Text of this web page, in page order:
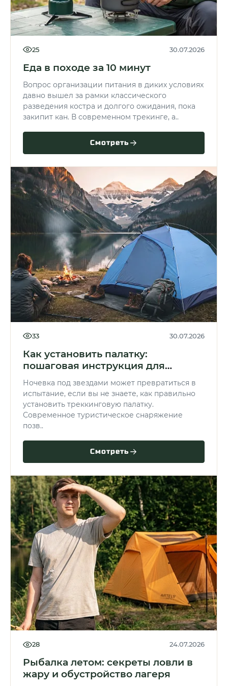
25 30.07.2026
Еда в походе за 10 минут
Вопрос организации питания в диких условиях
давно вышел за рамки классического
разведения костра и долгого ожидания, пока
закипит кан. В современном трекинге, а..
Смотреть
33 30.07.2026
Как установить палатку:
пошаговая инструкция для
новичков
Ночевка под звездами может превратиться в
испытание, если вы не знаете, как правильно
установить треккинговую палатку.
Современное туристическое снаряжение
позв..
Смотреть
28 24.07.2026
Рыбалка летом: секреты ловли в
жару и обустройство лагеря